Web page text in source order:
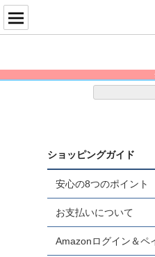
メンバ
ショッピングガイド
安心の8つのポイント
お支払いについて
Amazonログイン＆ペ